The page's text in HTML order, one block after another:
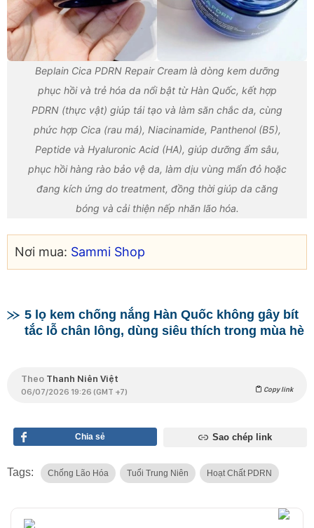
Beplain Cica PDRN Repair Cream là dòng kem dưỡng
phục hồi và trẻ hóa da nổi bật từ Hàn Quốc, kết hợp
PDRN (thực vật) giúp tái tạo và làm săn chắc da, cùng
phức hợp Cica (rau má), Niacinamide, Panthenol (B5),
Peptide và Hyaluronic Acid (HA), giúp dưỡng ẩm sâu,
phục hồi hàng rào bảo vệ da, làm dịu vùng mẩn đỏ hoặc
đang kích ứng do treatment, đồng thời giúp da căng
bóng và cải thiện nếp nhăn lão hóa.
Nơi mua: Sammi Shop
5 lọ kem chống nắng Hàn Quốc không gây bít
tắc lỗ chân lông, dùng siêu thích trong mùa hè
Theo Thanh Niên Việt
06/07/2026 19:26 (GMT +7) Copy link
Chia sẻ Sao chép link
Tags: Chống Lão Hóa Tuổi Trung Niên Hoạt Chất PDRN